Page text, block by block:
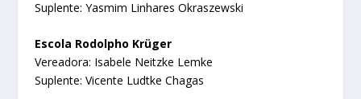
Suplente: Yasmim Linhares Okraszewski
Escola Rodolpho Krüger
Vereadora: Isabele Neitzke Lemke
Suplente: Vicente Ludtke Chagas